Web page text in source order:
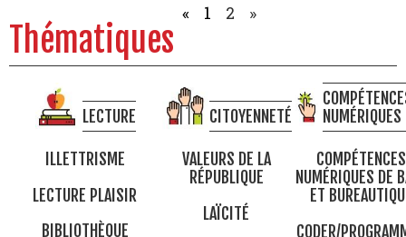
« 1 2 »
Thématiques
LECTURE
ILLETTRISME
LECTURE PLAISIR
BIBLIOTHÈQUE
CITOYENNETÉ
VALEURS DE LA
RÉPUBLIQUE
LAÏCITÉ
NUMÉRIQUES
COMPÉTENCES
NUMÉRIQUES DE
ET
CODER/